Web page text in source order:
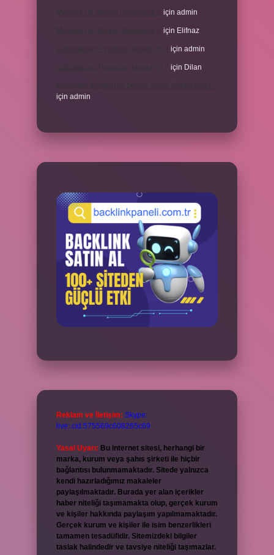
için admin
için Elifnaz
için admin
için Dilan
için admin
Reklam ve İletişim: Skype:
live:.cid.575569c608265c69
Yasal Uyarı: Bu internet sitesi, herhangi bir
marka, kurum veya şahıs şirketi ile hiçbir
bağlantısı bulunmamaktadır. Sitede yalnızca
kendi hazırladığımız makaleler
paylaşılmaktadır. Burada yer alan içerikler
haber niteliği taşımamakta olup, gerçek kurum
ve kişiler hakkında paylaşım yapılmamaktadır.
Gerçek kurum ve kişiler ile isim benzerlikleri
tamamen tesadüfidir. Sitemizdeki bilgiler
taslak halindedir ve tavsiye niteliği taşımazlar.